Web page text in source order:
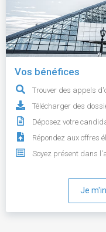
Vos bénéfices
Trouver des appels
Télécharger des
Déposez votre
Répondez aux offres
Soyez présent dans
Je